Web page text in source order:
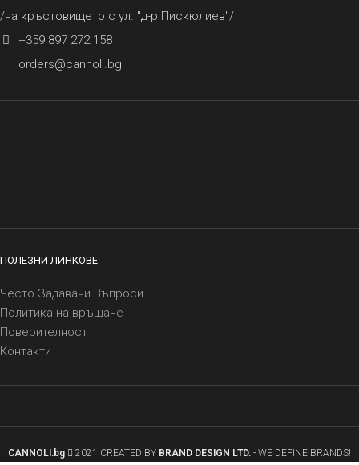
/на кръстовището с ул. "д-р Пискюлиев"/
+359 897 272 158
orders@cannoli.bg
ПОЛЕЗНИ ЛИНКОВЕ
Често Задавани Въпроси
Политика на връщане
Поверителност
Контакти
CANNOLI.bg 2021 CREATED BY BRAND DESIGN LTD. - WE DEFINE BRANDS!